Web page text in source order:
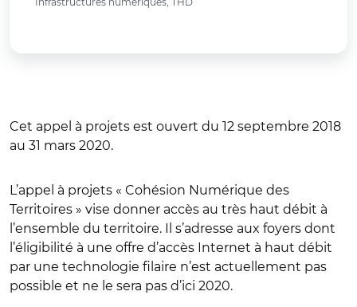
Cet appel à projets est ouvert du 12 septembre 2018
au 31 mars 2020.
L’appel à projets « Cohésion Numérique des
Territoires » vise donner accès au très haut débit à
l’ensemble du territoire. Il s’adresse aux foyers dont
l’éligibilité à une offre d’accès Internet à haut débit
par une technologie filaire n’est actuellement pas
possible et ne le sera pas d’ici 2020.